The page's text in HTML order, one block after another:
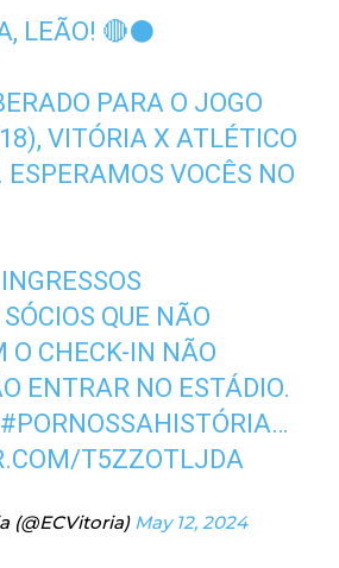
LEÃO! 🔴⚫️
PARA O JOGO
VITÓRIA X ATLÉTICO
VOCÊS NO
QUE NÃO
O CHECK-IN NÃO
ENTRAR NO ESTÁDIO.
#PORNOSSAHISTÓRIA…
T5ZZOTLJDA
(@ECVitoria) May 12, 2024